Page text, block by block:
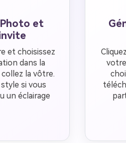
et
et choisissez
dans la
la vôtre.
si vous
un éclairage